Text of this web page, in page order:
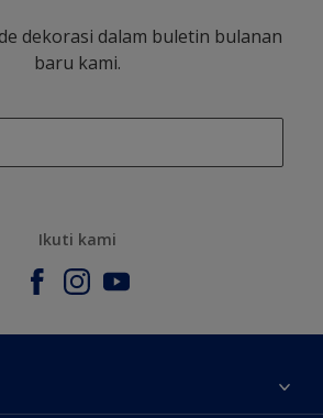
dekorasi dalam buletin bulanan
baru kami.
Ikuti kami